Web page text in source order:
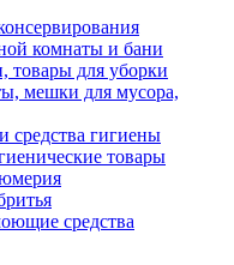
комнаты и бани
товары для уборки
мешки для мусора,
средства гигиены
товары
средства